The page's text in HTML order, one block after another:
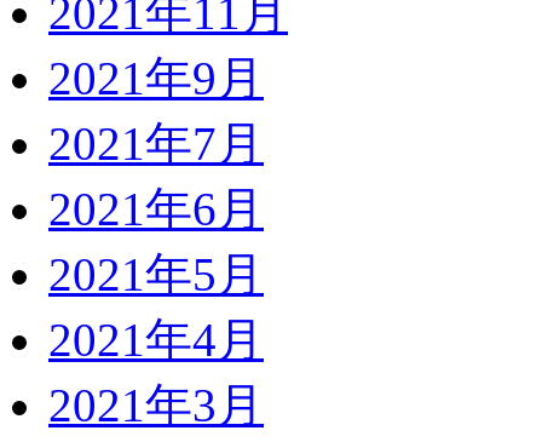
2021年11月
2021年9月
2021年7月
2021年6月
2021年5月
2021年4月
2021年3月